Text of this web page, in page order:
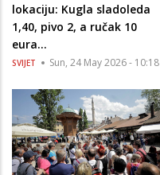
lokaciju: Kugla sladoleda
1,40, pivo 2, a ručak 10
eura…
SVIJET Sun, 24 May 2026 - 10:18